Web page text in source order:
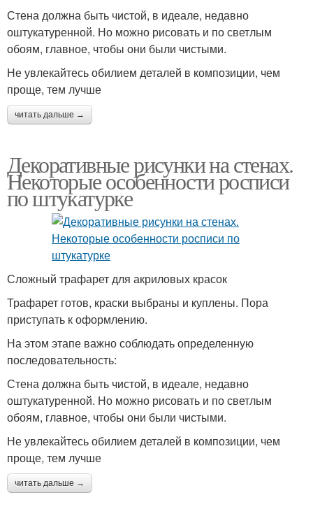
Стена должна быть чистой, в идеале, недавно
оштукатуренной. Но можно рисовать и по светлым
обоям, главное, чтобы они были чистыми.
Не увлекайтесь обилием деталей в композиции, чем
проще, тем лучше
читать дальше →
Декоративные рисунки на стенах.
Некоторые особенности росписи
по штукатурке
Сложный трафарет для акриловых красок
Трафарет готов, краски выбраны и куплены. Пора
приступать к оформлению.
На этом этапе важно соблюдать определенную
последовательность:
Стена должна быть чистой, в идеале, недавно
оштукатуренной. Но можно рисовать и по светлым
обоям, главное, чтобы они были чистыми.
Не увлекайтесь обилием деталей в композиции, чем
проще, тем лучше
читать дальше →